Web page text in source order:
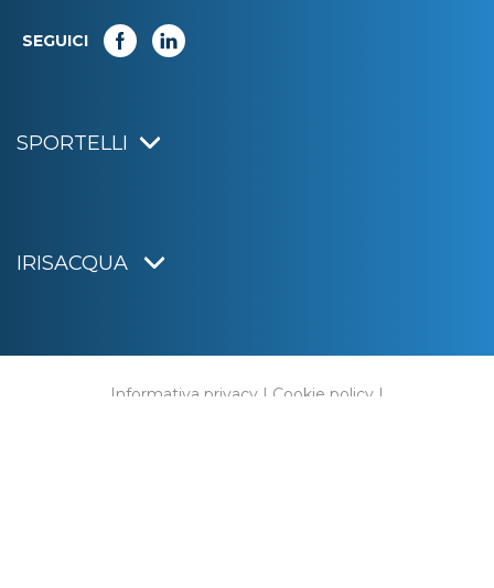
SEGUICI
SPORTELLI
IRISACQUA
Informativa privacy | Cookie policy |